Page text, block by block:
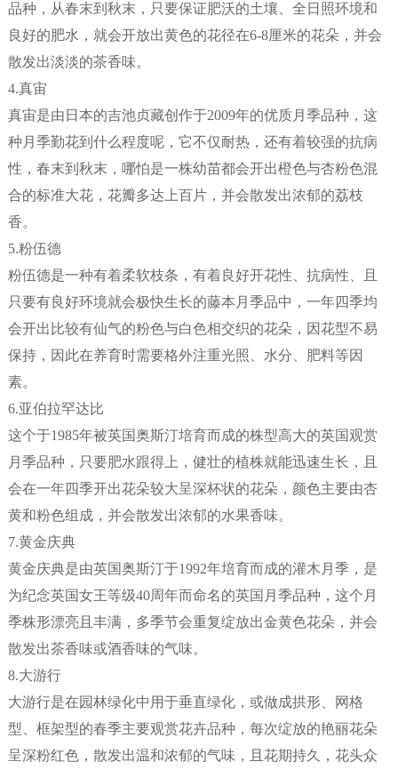
品种，从春末到秋末，只要保证肥沃的土壤、全日照环境和
良好的肥水，就会开放出黄色的花径在6-8厘米的花朵，并会
散发出淡淡的茶香味。
4.真宙
真宙是由日本的吉池贞藏创作于2009年的优质月季品种，这
种月季勤花到什么程度呢，它不仅耐热，还有着较强的抗病
性，春末到秋末，哪怕是一株幼苗都会开出橙色与杏粉色混
合的标准大花，花瓣多达上百片，并会散发出浓郁的荔枝
香。
5.粉伍德
粉伍德是一种有着柔软枝条，有着良好开花性、抗病性、且
只要有良好环境就会极快生长的藤本月季品中，一年四季均
会开出比较有仙气的粉色与白色相交织的花朵，因花型不易
保持，因此在养育时需要格外注重光照、水分、肥料等因
素。
6.亚伯拉罕达比
这个于1985年被英国奥斯汀培育而成的株型高大的英国观赏
月季品种，只要肥水跟得上，健壮的植株就能迅速生长，且
会在一年四季开出花朵较大呈深杯状的花朵，颜色主要由杏
黄和粉色组成，并会散发出浓郁的水果香味。
7.黄金庆典
黄金庆典是由英国奥斯汀于1992年培育而成的灌木月季，是
为纪念英国女王等级40周年而命名的英国月季品种，这个月
季株形漂亮且丰满，多季节会重复绽放出金黄色花朵，并会
散发出茶香味或酒香味的气味。
8.大游行
大游行是在园林绿化中用于垂直绿化，或做成拱形、网格
型、框架型的春季主要观赏花卉品种，每次绽放的艳丽花朵
呈深粉红色，散发出温和浓郁的气味，且花期持久，花头众